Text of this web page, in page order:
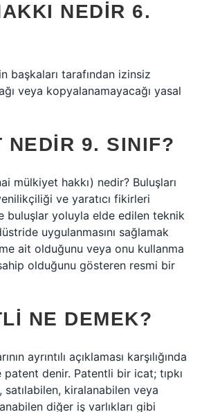
NEDIR 6.
başkaları tarafından izinsiz
veya kopyalanamayacağı yasal
NEDIR 9. SINIF?
mülkiyet hakkı) nedir? Buluşları
ve yaratıcı fikirleri
buluşlar yoluyla elde edilen teknik
uygulanmasını sağlamak
ait olduğunu veya onu kullanma
olduğunu gösteren resmi bir
NE DEMEK?
ayrıntılı açıklaması karşılığında
denir. Patentli bir icat; tıpkı
satılabilen, kiralanabilen veya
diğer iş varlıkları gibi